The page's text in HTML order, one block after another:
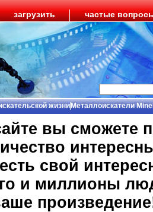
загрузить частые
жизниМеталлоискатели
вы сможете
свой
и миллионы